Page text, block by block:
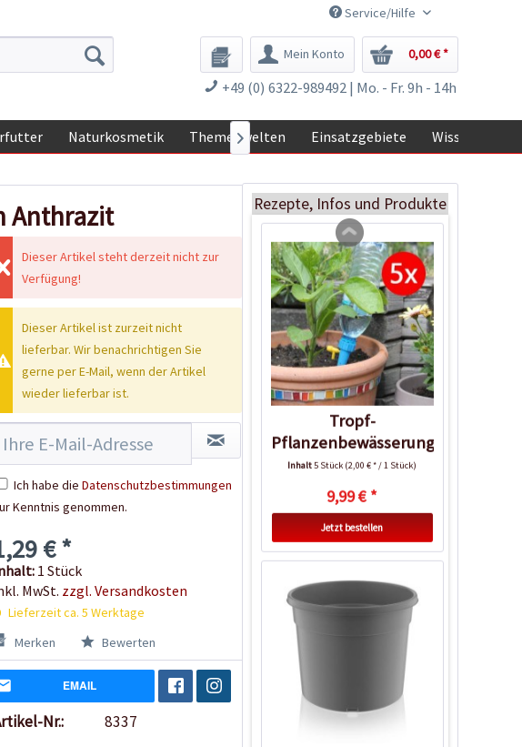
Service/Hilfe
Mein Konto 0,00 € *
+49 (0) 6322-989492 | Mo. - Fr. 9h - 14h
Naturkosmetik Themenwelten Einsatzgebiete Wissen

Anthrazit
Dieser Artikel steht derzeit nicht zur
Verfügung!
Dieser Artikel ist zurzeit nicht
lieferbar. Wir benachrichtigen Sie
gerne per E-Mail, wenn der Artikel
wieder lieferbar ist.
Ich habe die Datenschutzbestimmungen
Kenntnis genommen.
€ *
1 Stück
MwSt. zzgl. Versandkosten
Lieferzeit ca. 5 Werktage
Merken
Bewerten
EMAIL
Nr.: 8337
Rezepte, Infos und Produkte
Stecketiketten 200
5,99 € *
Tropf-
Pflanzenbewässerung
5er Sparset
Inhalt5 Stück (2,00 € * / 1 Stück)
9,99 € *
Jetzt bestellen